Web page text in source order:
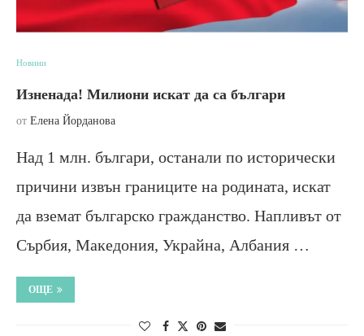
Новини
Изненада! Милиони искат да са българи
от Елена Йорданова
Над 1 млн. българи, останали по исторически
причини извън границите на родината, искат
да вземат българско гражданство. Напливът от
Сърбия, Македония, Украйна, Албания …
ОЩЕ